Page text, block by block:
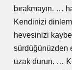
bırakmayın. …
Kendinizi
hevesinizi
sürdüğünüzden
uzak durun. …